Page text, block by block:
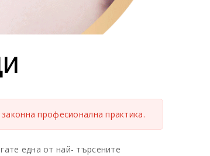
професионална практика.
една от най- търсените